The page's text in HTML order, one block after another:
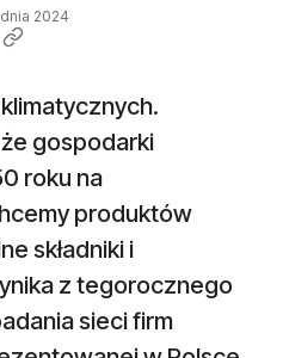
2024
gospodarki
roku na
produktów
składniki i
z tegorocznego
sieci firm